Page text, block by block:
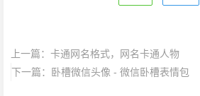
上一篇： 卡通网名格式，网名卡通人物
下一篇：
卧槽微信头像 - 微信卧槽表情包